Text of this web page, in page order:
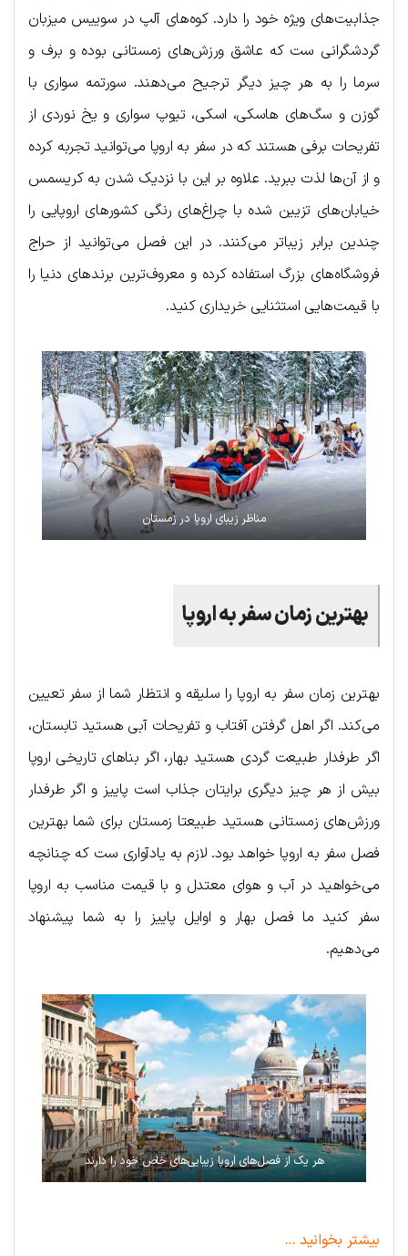
جذابیت‌های ویژه خود را دارد. کوه‌های آلپ در سوییس میزبان
گردشگرانی ست که عاشق ورزش‌های زمستانی بوده و برف و
سرما را به هر چیز دیگر ترجیح می‌دهند. سورتمه سواری با
گوزن و سگ‌های هاسکی، اسکی، تیوپ سواری و یخ نوردی از
تفریحات برفی هستند که در سفر به اروپا می‌توانید تجربه کرده
و از آن‌ها لذت ببرید. علاوه بر این با نزدیک شدن به کریسمس
خیابان‌های تزیین شده با چراغ‌های رنگی کشورهای اروپایی را
چندین برابر زیباتر می‌کنند. در این فصل می‌توانید از حراج
فروشگاه‌های بزرگ استفاده کرده و معروف‌ترین برندهای دنیا را
با قیمت‌هایی استثنایی خریداری کنید.
مناظر زیبای اروپا در زمستان
بهترین زمان سفر به اروپا
بهترین زمان سفر به اروپا را سلیقه و انتظار شما از سفر تعیین
می‌کند. اگر اهل گرفتن آفتاب و تفریحات آبی هستید تابستان،
اگر طرفدار طبیعت گردی هستید بهار، اگر بناهای تاریخی اروپا
بیش از هر چیز دیگری برایتان جذاب است پاییز و اگر طرفدار
ورزش‌‌های زمستانی هستید طبیعتا زمستان برای شما بهترین
فصل سفر به اروپا خواهد بود. لازم به یادآواری ست که چنانچه
می‌خواهید در آب و هوای معتدل و با قیمت مناسب به اروپا
سفر کنید ما فصل بهار و اوایل پاییز را به شما پیشنهاد
می‌دهیم.
هر یک از فصل‌های اروپا زیبایی‌های خاص خود را دارند
بیشتر بخوانید …